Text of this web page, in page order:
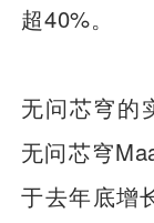
超40%。
无问芯穹的
无问芯穹
于去年底增